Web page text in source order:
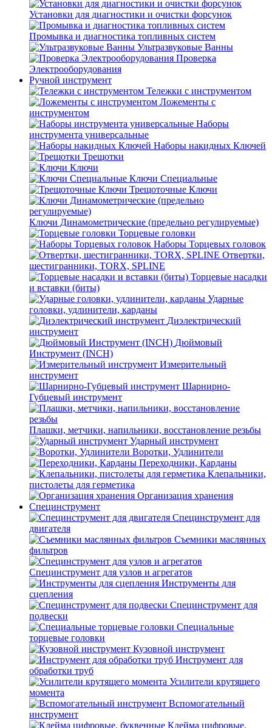
Установки для диагностики и очистки форсунок
Промывка и диагностика топливных систем
Ультразвуковые Ванны
Проверка
Электрооборудования
Ручной инструмент
Тележки с инструментом
Ложементы с
инструментом
Наборы
инструмента универсальные
Наборы накидных Ключей
Трещотки
Ключи
Ключи Специальные
Трещоточные Ключи
Ключи Динамометрические (предельно регулируемые)
Торцевые головки
Наборы Торцевых головок
Отвертки,
шестигранники, TORX, SPLINE
Торцевые насадки
и вставки (биты)
Ударные
головки, удлинители, карданы
Диэлектрический
инструмент
Дюймовый
Инструмент (INCH)
Измерительный
инструмент
Шарнирно-
Губцевый инструмент
Плашки, метчики, напильники, восстановление резьбы
Ударный инструмент
Воротки, Удлинители
Переходники, Карданы
Клепальники,
пистолеты для герметика
Организация хранения
Специнструмент
Специнструмент для
двигателя
Съемники маслянных
фильтров
Специнструмент для узлов и агрегатов
Инструменты для
сцепления
Специнструмент для
подвески
Специальные
торцевые головки
Кузовной инструмент
Инструмент для
обработки труб
Усилители крутящего
момента
Вспомогательный
инструмент
Клейма цифровые,